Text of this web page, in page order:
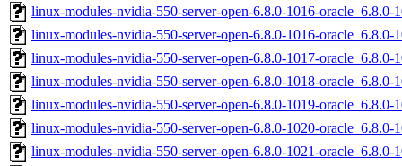
linux-modules-nvidia-550-server-open-6.8.0-1016-oracle_6.8.0-
linux-modules-nvidia-550-server-open-6.8.0-1016-oracle_6.8.0-
linux-modules-nvidia-550-server-open-6.8.0-1017-oracle_6.8.0-
linux-modules-nvidia-550-server-open-6.8.0-1018-oracle_6.8.0-
linux-modules-nvidia-550-server-open-6.8.0-1019-oracle_6.8.0-
linux-modules-nvidia-550-server-open-6.8.0-1020-oracle_6.8.0-
linux-modules-nvidia-550-server-open-6.8.0-1021-oracle_6.8.0-